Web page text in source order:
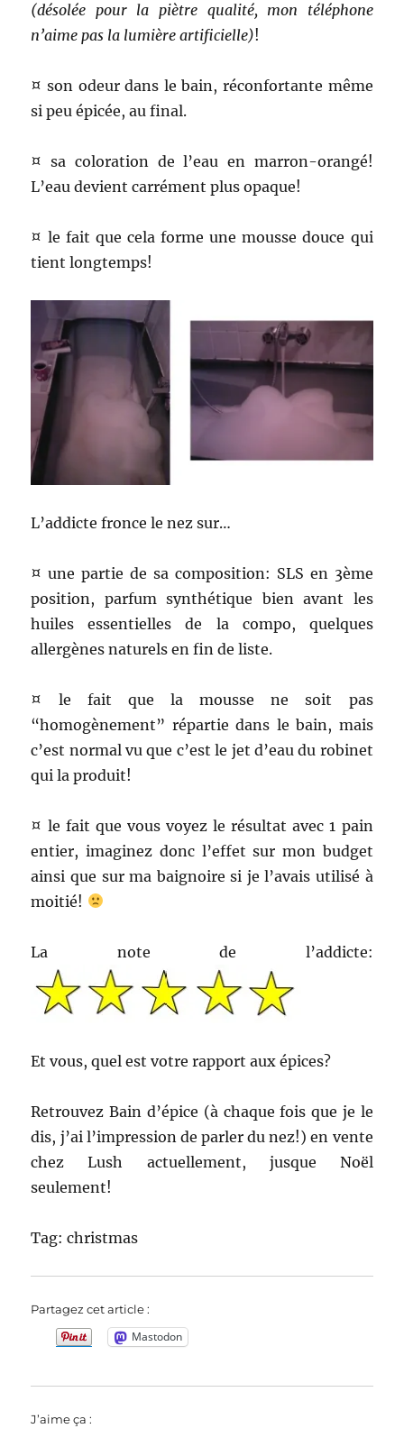
(désolée pour la piètre qualité, mon téléphone
n’aime pas la lumière artificielle)!
¤ son odeur dans le bain, réconfortante même
si peu épicée, au final.
¤ sa coloration de l’eau en marron-orangé!
L’eau devient carrément plus opaque!
¤ le fait que cela forme une mousse douce qui
tient longtemps!
L’addicte fronce le nez sur…
¤ une partie de sa composition: SLS en 3ème
position, parfum synthétique bien avant les
huiles essentielles de la compo, quelques
allergènes naturels en fin de liste.
¤ le fait que la mousse ne soit pas
“homogènement” répartie dans le bain, mais
c’est normal vu que c’est le jet d’eau du robinet
qui la produit!
¤ le fait que vous voyez le résultat avec 1 pain
entier, imaginez donc l’effet sur mon budget
ainsi que sur ma baignoire si je l’avais utilisé à
moitié!
La note de l’addicte:
Et vous, quel est votre rapport aux épices?
Retrouvez Bain d’épice (à chaque fois que je le
dis, j’ai l’impression de parler du nez!) en vente
chez Lush actuellement, jusque Noël
seulement!
Tag: christmas
Partagez cet article :
Mastodon
J’aime ça :